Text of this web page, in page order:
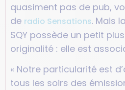
quasiment pas de pub,
de radio Sensations. Mais
SQY possède un petit
originalité : elle est
« Notre particularité est
tous les soirs des